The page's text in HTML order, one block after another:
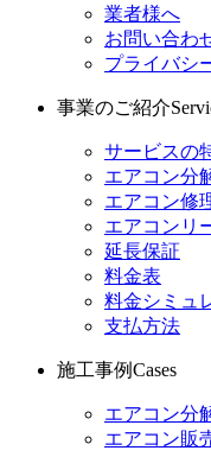
業者様へ
お問い合わ
プライバシ
事業のご紹介
サービスの
エアコン分
エアコン修
エアコンリ
延長保証
料金表
料金シミュ
支払方法
施工事例Cases
エアコン分
エアコン販